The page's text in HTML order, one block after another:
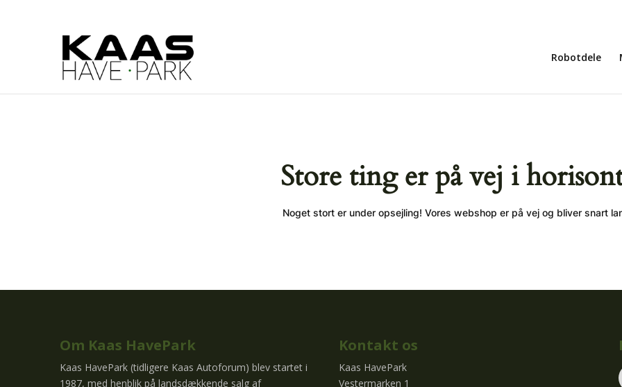
Robotdele
Store ting er på vej i
Noget stort er under opsejling! Vores webshop er på vej og bliver snart
Om Kaas HavePark
Kaas HavePark (tidligere Kaas Autoforum) blev startet i
1987, med henblik på landsdækkende salg af
Kontakt os
Kaas HavePark
Vestermarken 1